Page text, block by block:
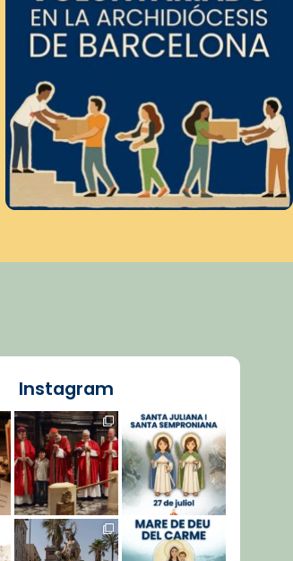
Instagram